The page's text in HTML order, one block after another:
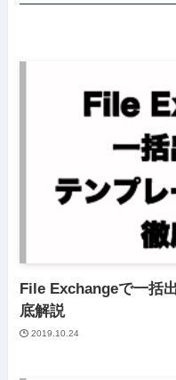
File Exchangeで一括
底解説
2019.10.24